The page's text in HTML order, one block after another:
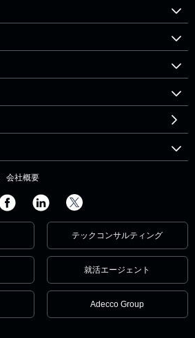
会社概要
テックコンサルティング
就活エージェント
Adecco Group